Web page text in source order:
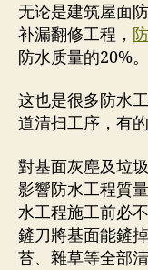
无论是建筑屋面
补漏翻修工程，
防水质量的20%。
这也是很多防水
道清扫工序，有的
對基面灰塵及垃
影響防水工程質
水工程施工前必
鏟刀將基面能鏟
苔、雜草等全部清